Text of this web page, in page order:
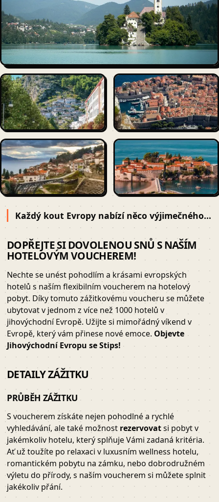
Každý kout Evropy nabízí něco výjimečného...
DOPŘEJTE SI DOVOLENOU SNŮ S NAŠÍM
HOTELOVÝM VOUCHEREM!
Nechte se unést pohodlím a krásami evropských
hotelů s naším flexibilním voucherem na hotelový
pobyt. Díky tomuto zážitkovému voucheru se můžete
ubytovat v jednom z více než 1000 hotelů v
jihovýchodní Evropě. Užijte si mimořádný víkend v
Evropě, který vám přinese nové emoce. Objevte
Jihovýchodní Evropu se Stips!
DETAILY ZÁŽITKU
PRŮBĚH ZÁŽITKU
S voucherem získáte nejen pohodlné a rychlé
vyhledávání, ale také možnost rezervovatsi pobyt v
jakémkoliv hotelu, který splňuje Vámi zadaná kritéria.
Ať už toužíte po relaxaci v luxusním wellness hotelu,
romantickém pobytu na zámku, nebo dobrodružném
výletu do přírody, s naším voucherem si můžete splnit
jakékoliv přání.